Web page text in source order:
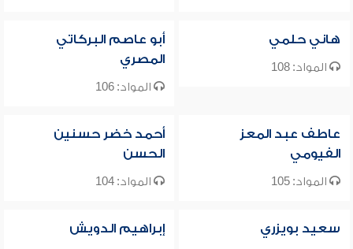
هاني حلمي
المواد: 108
أبو عاصم البركاتي
المصري
المواد: 106
عاطف عبد المعز
الفيومي
المواد: 105
أحمد خضر حسنين
الحسن
المواد: 104
سعيد بويزري إبراهيم الدويش